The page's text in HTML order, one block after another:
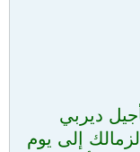
ديربي
إلى يوم